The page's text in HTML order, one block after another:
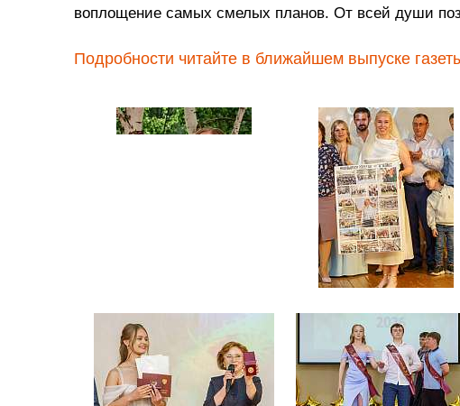
воплощение самых смелых планов. От всей души
Подробности читайте в ближайшем выпуске